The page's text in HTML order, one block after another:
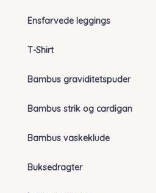
Ensfarvede leggings
T-Shirt
Bambus graviditetspuder
Bambus strik og cardigan
Bambus vaskeklude
Buksedragter